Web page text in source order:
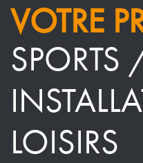
VOTRE
SPORTS
LOISIRS